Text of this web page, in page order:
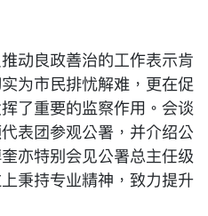
动良政善治的工作表示肯
为市民排忧解难，更在促
了重要的监察作用。会谈
表团参观公署，并介绍公
亦特别会见公署总主任级
秉持专业精神，致力提升